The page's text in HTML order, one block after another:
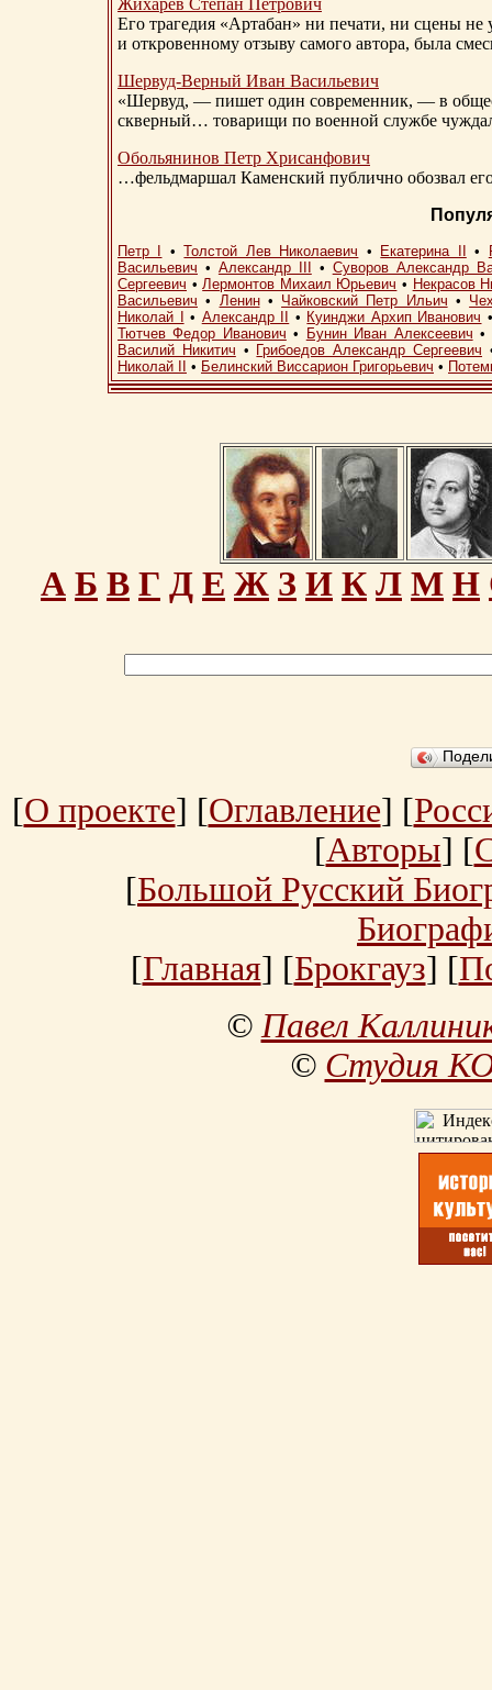
Жихарев Степан Петрович
Его трагедия «Артабан» ни печати, ни сцены
и откровенному отзыву самого автора, была
Шервуд-Верный Иван Васильевич
«Шервуд, — пишет один современник, — в
скверный… товарищи по военной службе
Обольянинов Петр Хрисанфович
…фельдмаршал Каменский публично обозвал
Петр I •Толстой Лев Николаевич • Екатерина II •
Васильевич • Александр III • Суворов Александр
Сергеевич •Лермонтов Михаил Юрьевич • Некрасов
Васильевич • Ленин• Чайковский Петр Ильич •
Николай I
• Александр II • Куинджи Архип Иванович
Тютчев Федор Иванович • Бунин Иван Алексеевич •
Василий Никитич • Грибоедов Александр Сергеевич
Николай II
• Белинский Виссарион Григорьевич •
А Б В Г Д Е Ж З И К Л М Н
[О проекте] [Оглавление] [
[Авторы] [
[Большой Русский
[Главная] [Брокгауз] [
©Павел
© Студия